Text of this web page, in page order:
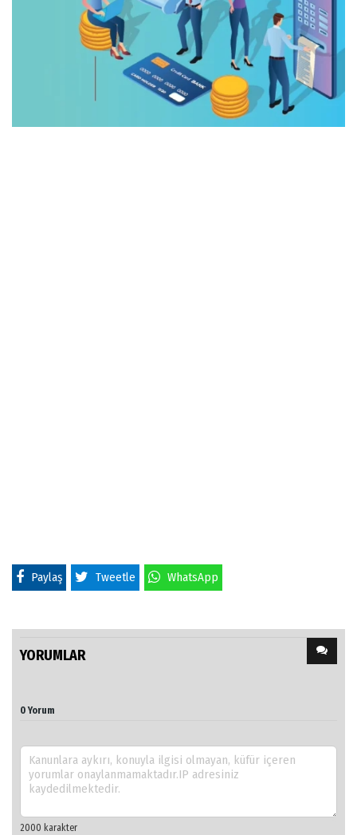
Paylaş Tweetle WhatsApp
YORUMLAR
0 Yorum